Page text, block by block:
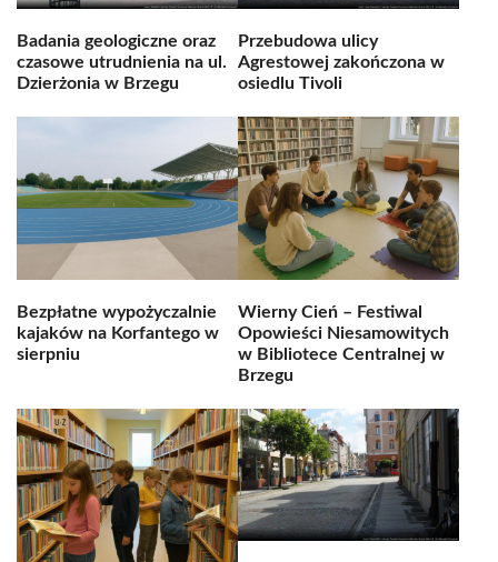
Badania geologiczne oraz
czasowe utrudnienia na ul.
Dzierżonia w Brzegu
Przebudowa ulicy
Agrestowej zakończona w
osiedlu Tivoli
Bezpłatne wypożyczalnie
kajaków na Korfantego w
sierpniu
Wierny Cień – Festiwal
Opowieści Niesamowitych
w Bibliotece Centralnej w
Brzegu